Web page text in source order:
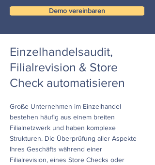
Demo vereinbaren
Einzelhandelsaudit,
Filialrevision & Store
Check automatisieren
Große Unternehmen im Einzelhandel
bestehen häufig aus einem breiten
Filialnetzwerk und haben komplexe
Strukturen. Die Überprüfung aller Aspekte
Ihres Geschäfts während einer
Filialrevision, eines Store Checks oder